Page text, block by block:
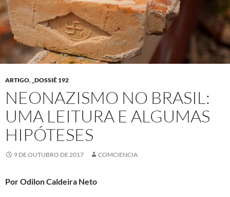
ARTIGO, _DOSSIÊ 192
NEONAZISMO NO BRASIL:
UMA LEITURA E ALGUMAS
HIPÓTESES
9 DE OUTUBRO DE 2017 COMCIENCIA
Por Odilon Caldeira Neto